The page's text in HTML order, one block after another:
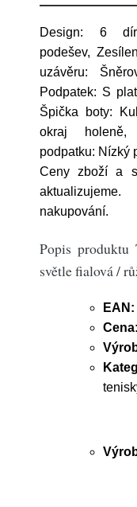
Design: 6
podešev,
uzávěru:
Podpatek: S
Špička boty:
okraj holeně,
podpatku: Nízký
Ceny zboží a
nakupování.
Popis produktu
světle fialová /
EAN:
Cena: